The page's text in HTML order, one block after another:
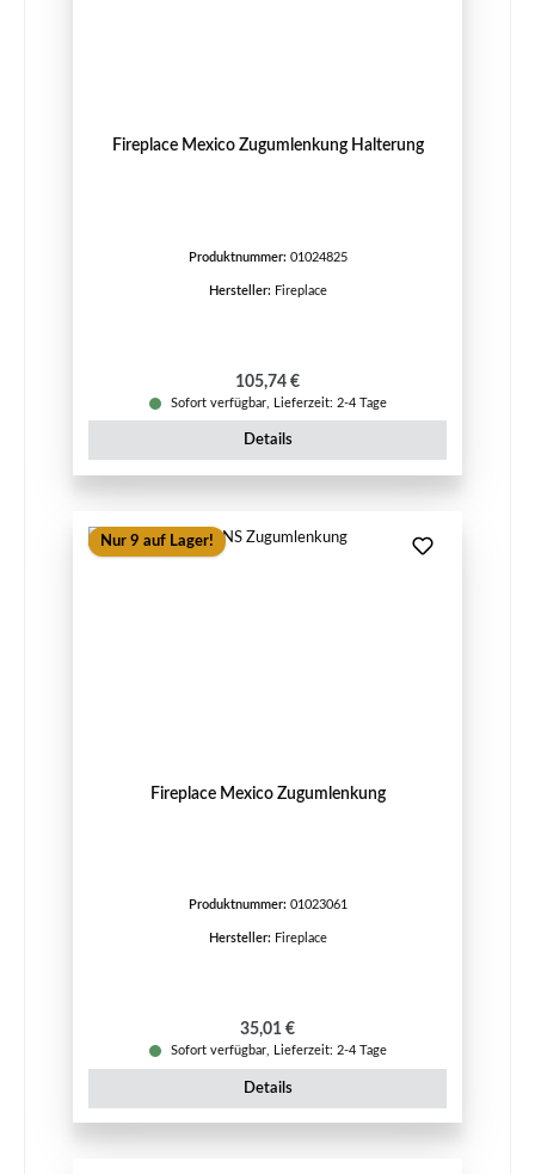
Fireplace Mexico Zugumlenkung Halterung
Produktnummer: 01024825
Hersteller: Fireplace
Regulärer Preis:
105,74 €
Sofort verfügbar, Lieferzeit: 2-4 Tage
Details
Nur 9 auf Lager!
Fireplace Mexico Zugumlenkung
Produktnummer: 01023061
Hersteller: Fireplace
Regulärer Preis:
35,01 €
Sofort verfügbar, Lieferzeit: 2-4 Tage
Details